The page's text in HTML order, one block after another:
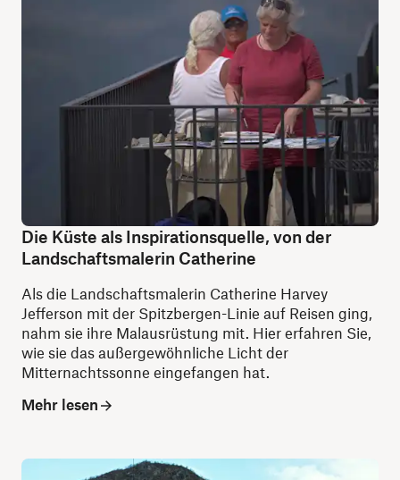
Die Küste als Inspirationsquelle, von der
Landschaftsmalerin Catherine
Als die Landschaftsmalerin Catherine Harvey
Jefferson mit der Spitzbergen-Linie auf Reisen ging,
nahm sie ihre Malausrüstung mit. Hier erfahren Sie,
wie sie das außergewöhnliche Licht der
Mitternachtssonne eingefangen hat.
Mehr lesen